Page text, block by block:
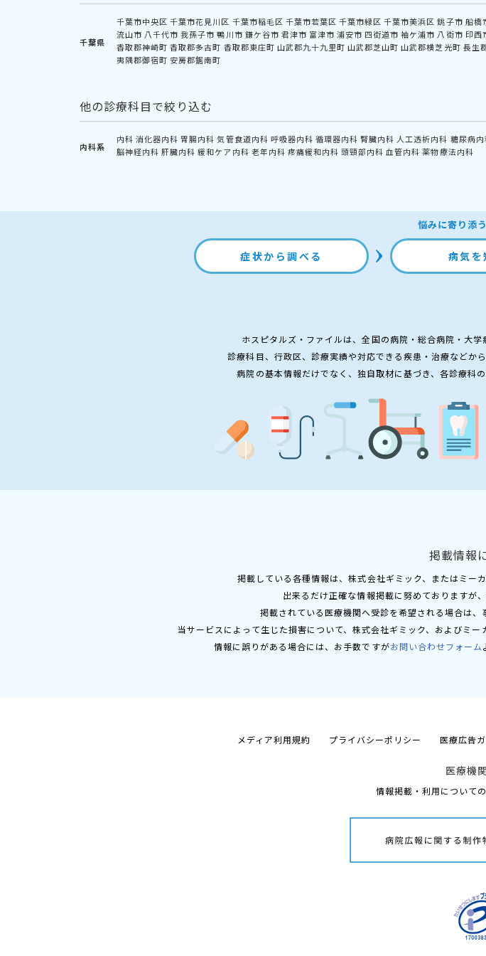
千葉県
千葉市中央区 千葉市花見川区 千葉市稲毛区 千葉市若葉区 千葉市緑区 千葉市美浜区 銚子市 船橋
流山市 八千代市 我孫子市 鴨川市 鎌ケ谷市 君津市 富津市 浦安市 四街道市 袖ケ浦市 八街市 印西
香取郡神崎町 香取郡多古町 香取郡東庄町 山武郡九十九里町 山武郡芝山町 山武郡横芝光町 長生
夷隅郡御宿町 安房郡鋸南町
他の診療科目で絞り込む
内科系
内科 消化器内科 胃腸内科 気管食道内科 呼吸器内科 循環器内科 腎臓内科 人工透析内科 糖尿病内
脳神経内科 肝臓内科 緩和ケア内科 老年内科 疼痛緩和内科 頭頸部内科 血管内科 薬物療法内科
悩みに寄り添
症状から調べる 病気を
ホスピタルズ・ファイルは、全国の病院・総合病院・大
診療科目、行政区、診療実績や対応できる疾患・治療などか
病院の基本情報だけでなく、独自取材に基づき、各診療科
掲載情報
掲載している各種情報は、株式会社ギミック、またはミー
出来るだけ正確な情報掲載に努めておりますが
掲載されている医療機関へ受診を希望される場合は
当サービスによって生じた損害について、株式会社ギミック、およびミ
情報に誤りがある場合には、お手数ですがお問い合わせフォーム
メディア利用規約 プライバシーポリシー 医療広告
医療機
情報掲載・利用について